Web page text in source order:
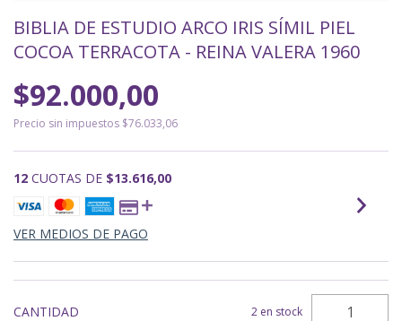
BIBLIA DE ESTUDIO ARCO IRIS SÍMIL PIEL
COCOA TERRACOTA - REINA VALERA 1960
$92.000,00
Precio sin impuestos $76.033,06
12 CUOTAS DE $13.616,00
VER MEDIOS DE PAGO
CANTIDAD 2 en stock